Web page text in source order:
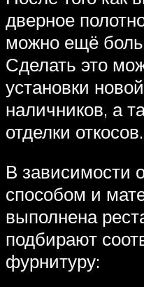
дверное
можно ещё
Сделать это
установки
наличников, а
отделки откосов.
В зависимости
способом и
выполнена
подбирают
фурнитуру: